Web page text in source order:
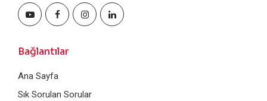
Bağlantılar
Ana Sayfa
Sık Sorulan Sorular